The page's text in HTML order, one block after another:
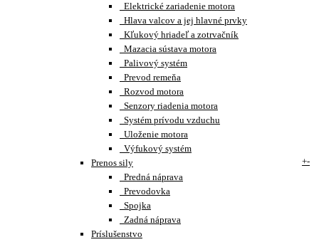
Elektrické zariadenie motora
Hlava valcov a jej hlavné prvky
Kľukový hriadeľ a zotrvačník
Mazacia sústava motora
Palivový systém
Prevod remeňa
Rozvod motora
Senzory riadenia motora
Systém prívodu vzduchu
Uloženie motora
Výfukový systém
Prenos sily
+-
Predná náprava
Prevodovka
Spojka
Zadná náprava
Príslušenstvo